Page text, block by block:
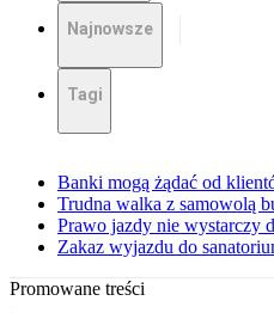
Najnowsze
Tagi
Banki mogą żądać od
Trudna walka z samowolą
Prawo jazdy nie wystarczy
Zakaz wyjazdu do
Promowane treści